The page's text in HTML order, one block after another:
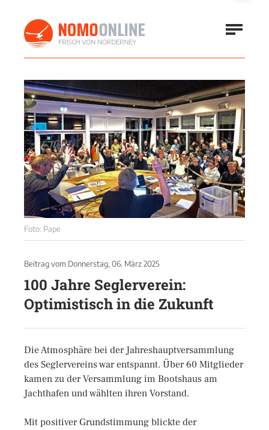
Foto: Pape
Beitrag vom Donnerstag, 06. März 2025
100 Jahre Seglerverein:
Optimistisch in die Zukunft
Die Atmosphäre bei der Jahreshauptversammlung
des Seglervereins war entspannt. Über 60 Mitglieder
kamen zu der Versammlung im Bootshaus am
Jachthafen und wählten ihren Vorstand.
Mit positiver Grundstimmung blickte der